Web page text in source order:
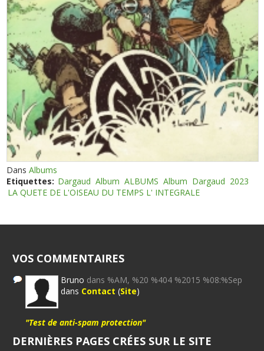
DansAlbums
Etiquettes: Dargaud Album ALBUMS Album Dargaud 2023
LA QUETE DE L'OISEAU DU TEMPS L' INTEGRALE
VOS COMMENTAIRES
Bruno dans %AM, %20 %404 %2015 %08:%Sep
dans Contact (Site)
"Test de anti-spam protection"
DERNIÈRES PAGES CRÉES SUR LE SITE